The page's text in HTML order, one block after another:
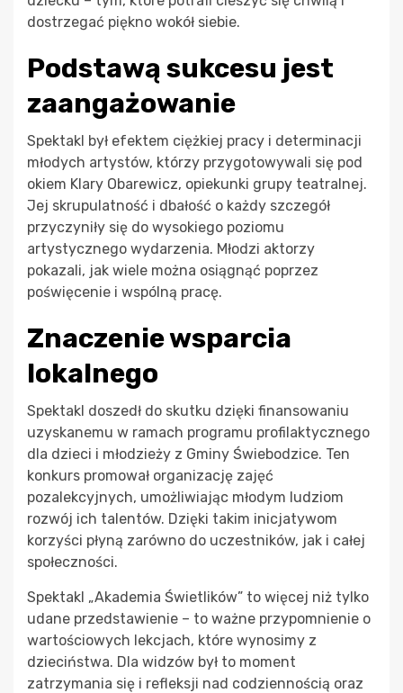
dostrzegać piękno wokół siebie.
Podstawą sukcesu jest
zaangażowanie
Spektakl był efektem ciężkiej pracy i determinacji
młodych artystów, którzy przygotowywali się pod
okiem Klary Obarewicz, opiekunki grupy teatralnej.
Jej skrupulatność i dbałość o każdy szczegół
przyczyniły się do wysokiego poziomu
artystycznego wydarzenia. Młodzi aktorzy
pokazali, jak wiele można osiągnąć poprzez
poświęcenie i wspólną pracę.
Znaczenie wsparcia
lokalnego
Spektakl doszedł do skutku dzięki finansowaniu
uzyskanemu w ramach programu profilaktycznego
dla dzieci i młodzieży z Gminy Świebodzice. Ten
konkurs promował organizację zajęć
pozalekcyjnych, umożliwiając młodym ludziom
rozwój ich talentów. Dzięki takim inicjatywom
korzyści płyną zarówno do uczestników, jak i całej
społeczności.
Spektakl „Akademia Świetlików” to więcej niż tylko
udane przedstawienie – to ważne przypomnienie o
wartościowych lekcjach, które wynosimy z
dzieciństwa. Dla widzów był to moment
zatrzymania się i refleksji nad codziennością oraz